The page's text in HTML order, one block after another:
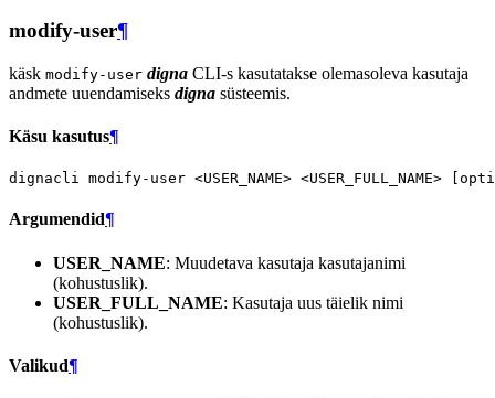
modify-user¶
käsk modify-user digna CLI-s kasutatakse olemasoleva kasutaja
andmete uuendamiseks digna süsteemis.
Käsu kasutus¶
dignacli modify-user <USER_NAME> <USER_FULL_NAME>
Argumendid¶
USER_NAME: Muudetava kasutaja kasutajanimi
(kohustuslik).
USER_FULL_NAME: Kasutaja uus täielik nimi
(kohustuslik).
Valikud¶